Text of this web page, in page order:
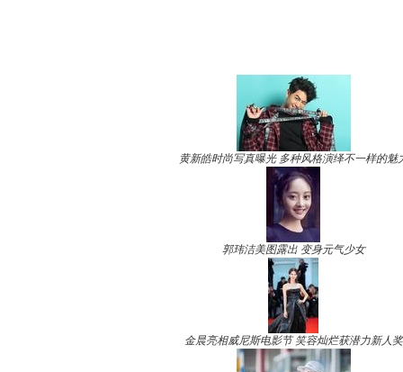
黄新皓时尚写真曝光 多种风格演绎不一样的魅
郭玮洁美图露出 变身元气少女
金晨亮相威尼斯电影节 笑容灿烂获潜力新人奖